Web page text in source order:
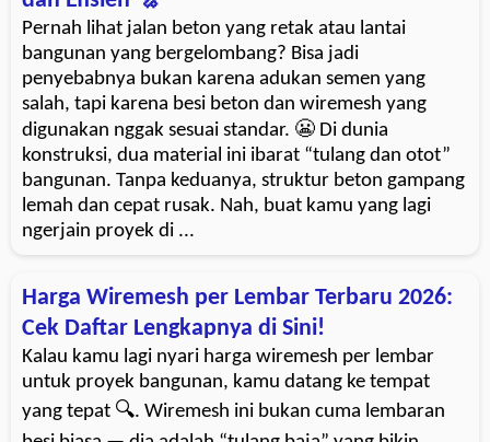
Pernah lihat jalan beton yang retak atau lantai
bangunan yang bergelombang? Bisa jadi
penyebabnya bukan karena adukan semen yang
salah, tapi karena besi beton dan wiremesh yang
digunakan nggak sesuai standar. 😬 Di dunia
konstruksi, dua material ini ibarat “tulang dan otot”
bangunan. Tanpa keduanya, struktur beton gampang
lemah dan cepat rusak. Nah, buat kamu yang lagi
ngerjain proyek di ...
Harga Wiremesh per Lembar Terbaru 2026:
Cek Daftar Lengkapnya di Sini!
Kalau kamu lagi nyari harga wiremesh per lembar
untuk proyek bangunan, kamu datang ke tempat
yang tepat 🔍. Wiremesh ini bukan cuma lembaran